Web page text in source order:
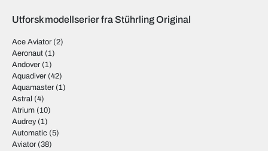
Utforsk modellserier fra Stührling Original
Ace Aviator (2)
Aeronaut (1)
Andover (1)
Aquadiver (42)
Aquamaster (1)
Astral (4)
Atrium (10)
Audrey(1)
Automatic (5)
Aviator (38)